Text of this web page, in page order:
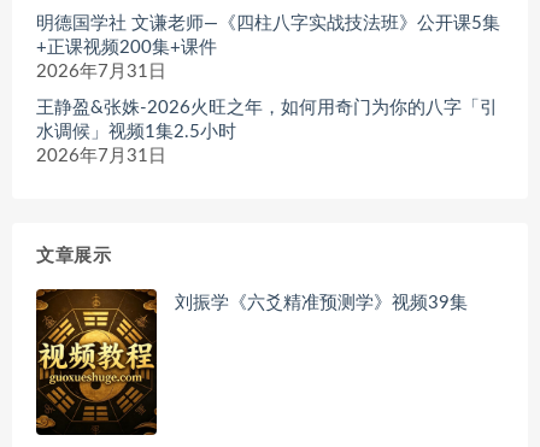
明德国学社 文谦老师—《四柱八字实战技法班》公开课5集
+正课视频200集+课件
2026年7月31日
王静盈&张姝-2026火旺之年，如何用奇门为你的八字「引
水调候」视频1集2.5小时
2026年7月31日
文章展示
刘振学《六爻精准预测学》视频39集